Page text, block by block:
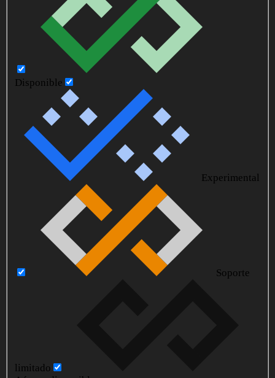
Disponible
Experimental
Soporte
limitado